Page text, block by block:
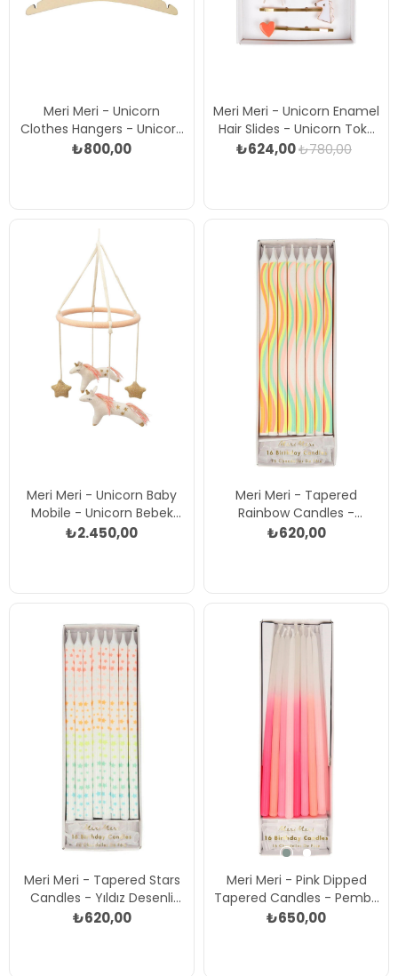
Meri Meri - Unicorn
Clothes Hangers - Unicorn
Ahşap Askı Çok Renkli
₺800,00
Meri Meri - Unicorn Enamel
Hair Slides - Unicorn Toka
Çok Renkli
₺624,00₺780,00
Meri Meri - Unicorn Baby
Mobile - Unicorn Bebek
Odası Süsü Çok Renkli
₺2.450,00
Meri Meri - Tapered
Rainbow Candles -
Gökkuşağı Desenli Mumlar
₺620,00
Meri Meri - Tapered Stars
Candles - Yıldız Desenli
Mumlar Çok Renkli
₺620,00
Meri Meri - Pink Dipped
Tapered Candles - Pembe
Mumlar Çok Renkli
₺650,00